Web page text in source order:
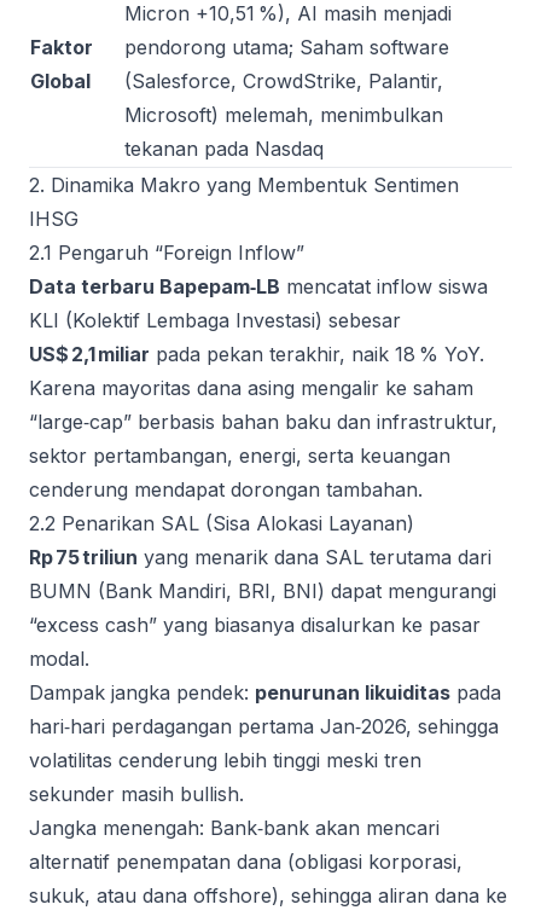
Faktor
Global
Micron +10,51 %), AI masih menjadi
pendorong utama; Saham software
(Salesforce, CrowdStrike, Palantir,
Microsoft) melemah, menimbulkan
tekanan pada Nasdaq
2. Dinamika Makro yang Membentuk Sentimen
IHSG
2.1 Pengaruh “Foreign Inflow”
Data terbaru Bapepam‑LB mencatat inflow siswa
KLI (Kolektif Lembaga Investasi) sebesar
US$ 2,1 miliar pada pekan terakhir, naik 18 % YoY.
Karena mayoritas dana asing mengalir ke saham
“large‑cap” berbasis bahan baku dan infrastruktur,
sektor pertambangan, energi, serta keuangan
cenderung mendapat dorongan tambahan.
2.2 Penarikan SAL (Sisa Alokasi Layanan)
Rp 75 triliun yang menarik dana SAL terutama dari
BUMN (Bank Mandiri, BRI, BNI) dapat mengurangi
“excess cash” yang biasanya disalurkan ke pasar
modal.
Dampak jangka pendek: penurunan likuiditas pada
hari‑hari perdagangan pertama Jan‑2026, sehingga
volatilitas cenderung lebih tinggi meski tren
sekunder masih bullish.
Jangka menengah: Bank‑bank akan mencari
alternatif penempatan dana (obligasi korporasi,
sukuk, atau dana offshore), sehingga aliran dana ke